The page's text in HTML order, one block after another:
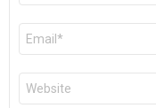
E-
mail
*
Site
web